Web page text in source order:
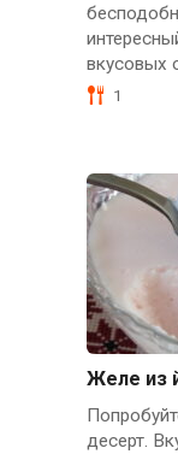
вкусовых
1
Желе из
десерт.